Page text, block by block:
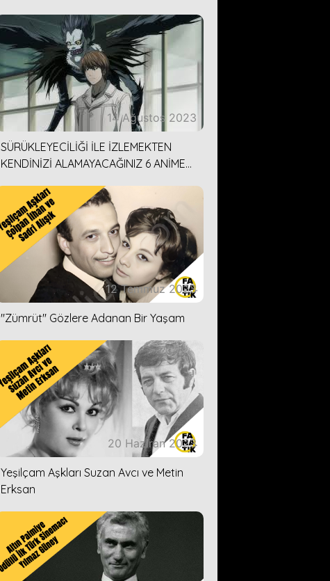
14 Ağustos 2023
SÜRÜKLEYECİLİĞİ İLE İZLEMEKTEN
KENDİNİZİ ALAMAYACAĞINIZ 6 ANİME
12 Temmuz 2023
''Zümrüt'' Gözlere Adanan Bir Yaşam
20 Haziran 2023
Yeşilçam Aşkları Suzan Avcı ve Metin
Erksan